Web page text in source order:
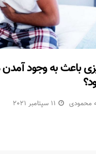
باعث به وجود
محمودی 11 سپتامبر 2021